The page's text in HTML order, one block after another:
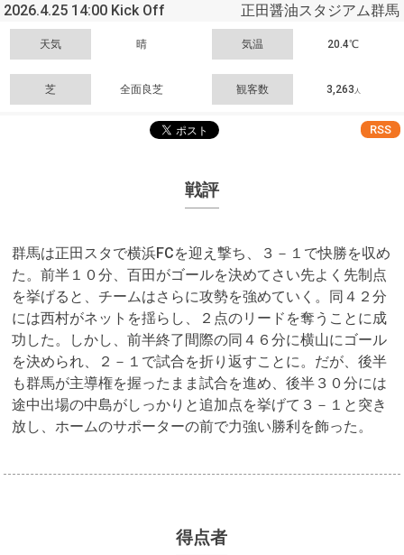
2026.4.25 14:00 Kick Off 正田醤油スタジアム群馬
天気 晴 気温 20.4℃
芝 全面良芝 観客数 3,263 人
RSS
戦評
群馬は正田スタで横浜FCを迎え撃ち、３－１で快勝を収め
た。前半１０分、百田がゴールを決めてさい先よく先制点
を挙げると、チームはさらに攻勢を強めていく。同４２分
には西村がネットを揺らし、２点のリードを奪うことに成
功した。しかし、前半終了間際の同４６分に横山にゴール
を決められ、２－１で試合を折り返すことに。だが、後半
も群馬が主導権を握ったまま試合を進め、後半３０分には
途中出場の中島がしっかりと追加点を挙げて３－１と突き
放し、ホームのサポーターの前で力強い勝利を飾った。
得点者